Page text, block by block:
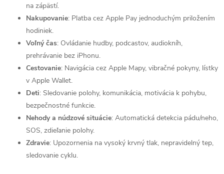
na zápästí.
Nakupovanie: Platba cez Apple Pay jednoduchým priložením
hodiniek.
Voľný čas: Ovládanie hudby, podcastov, audiokníh,
prehrávanie bez iPhonu.
Cestovanie: Navigácia cez Apple Mapy, vibračné pokyny, lístky
v Apple Wallet.
Deti: Sledovanie polohy, komunikácia, motivácia k pohybu,
bezpečnostné funkcie.
Nehody a núdzové situácie: Automatická detekcia pádu/neho,
SOS, zdieľanie polohy.
Zdravie: Upozornenia na vysoký krvný tlak, nepravidelný tep,
sledovanie cyklu.